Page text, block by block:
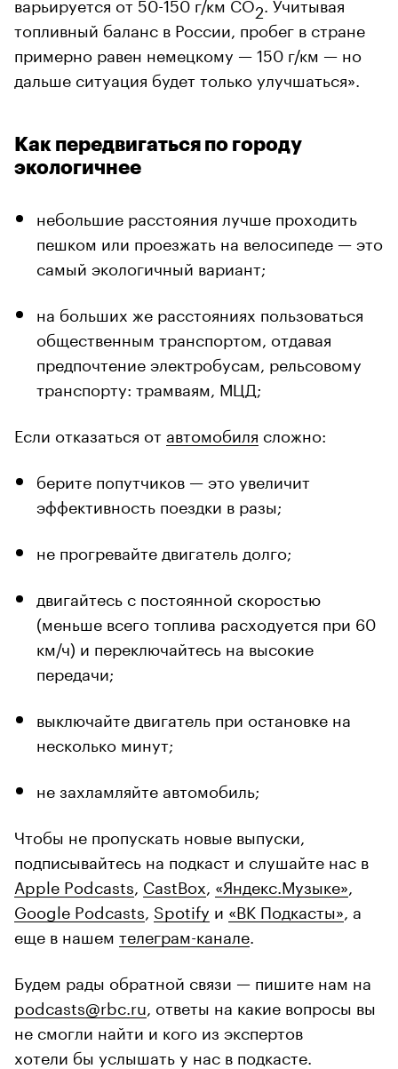
2
топливный баланс в России, пробег в стране
примерно равен немецкому — 150 г/км — но
дальше ситуация будет только улучшаться».
Как передвигаться по городу
экологичнее
небольшие расстояния лучше проходить
пешком или проезжать на велосипеде — это
самый экологичный вариант;
на больших же расстояниях пользоваться
общественным транспортом, отдавая
предпочтение электробусам, рельсовому
транспорту: трамваям, МЦД;
Если отказаться отавтомобиля сложно:
берите попутчиков — это увеличит
эффективность поездки в разы;
не прогревайте двигатель долго;
двигайтесь с постоянной скоростью
(меньше всего топлива расходуется при 60
км/ч) и переключайтесь на высокие
передачи;
выключайте двигатель при остановке на
несколько минут;
не захламляйте автомобиль;
Чтобы не пропускать новые выпуски,
подписывайтесь на подкаст и слушайте нас в
Apple Podcasts CastBox «Яндекс.Музыке»
Google Podcasts Spotify и «ВК Подкасты» , а
еще в нашем телеграм-канале
Будем рады обратной связи — пишите нам на
podcasts@rbc.ru , ответы на какие вопросы вы
не смогли найти и кого из экспертов
хотели бы услышать у нас в подкасте.